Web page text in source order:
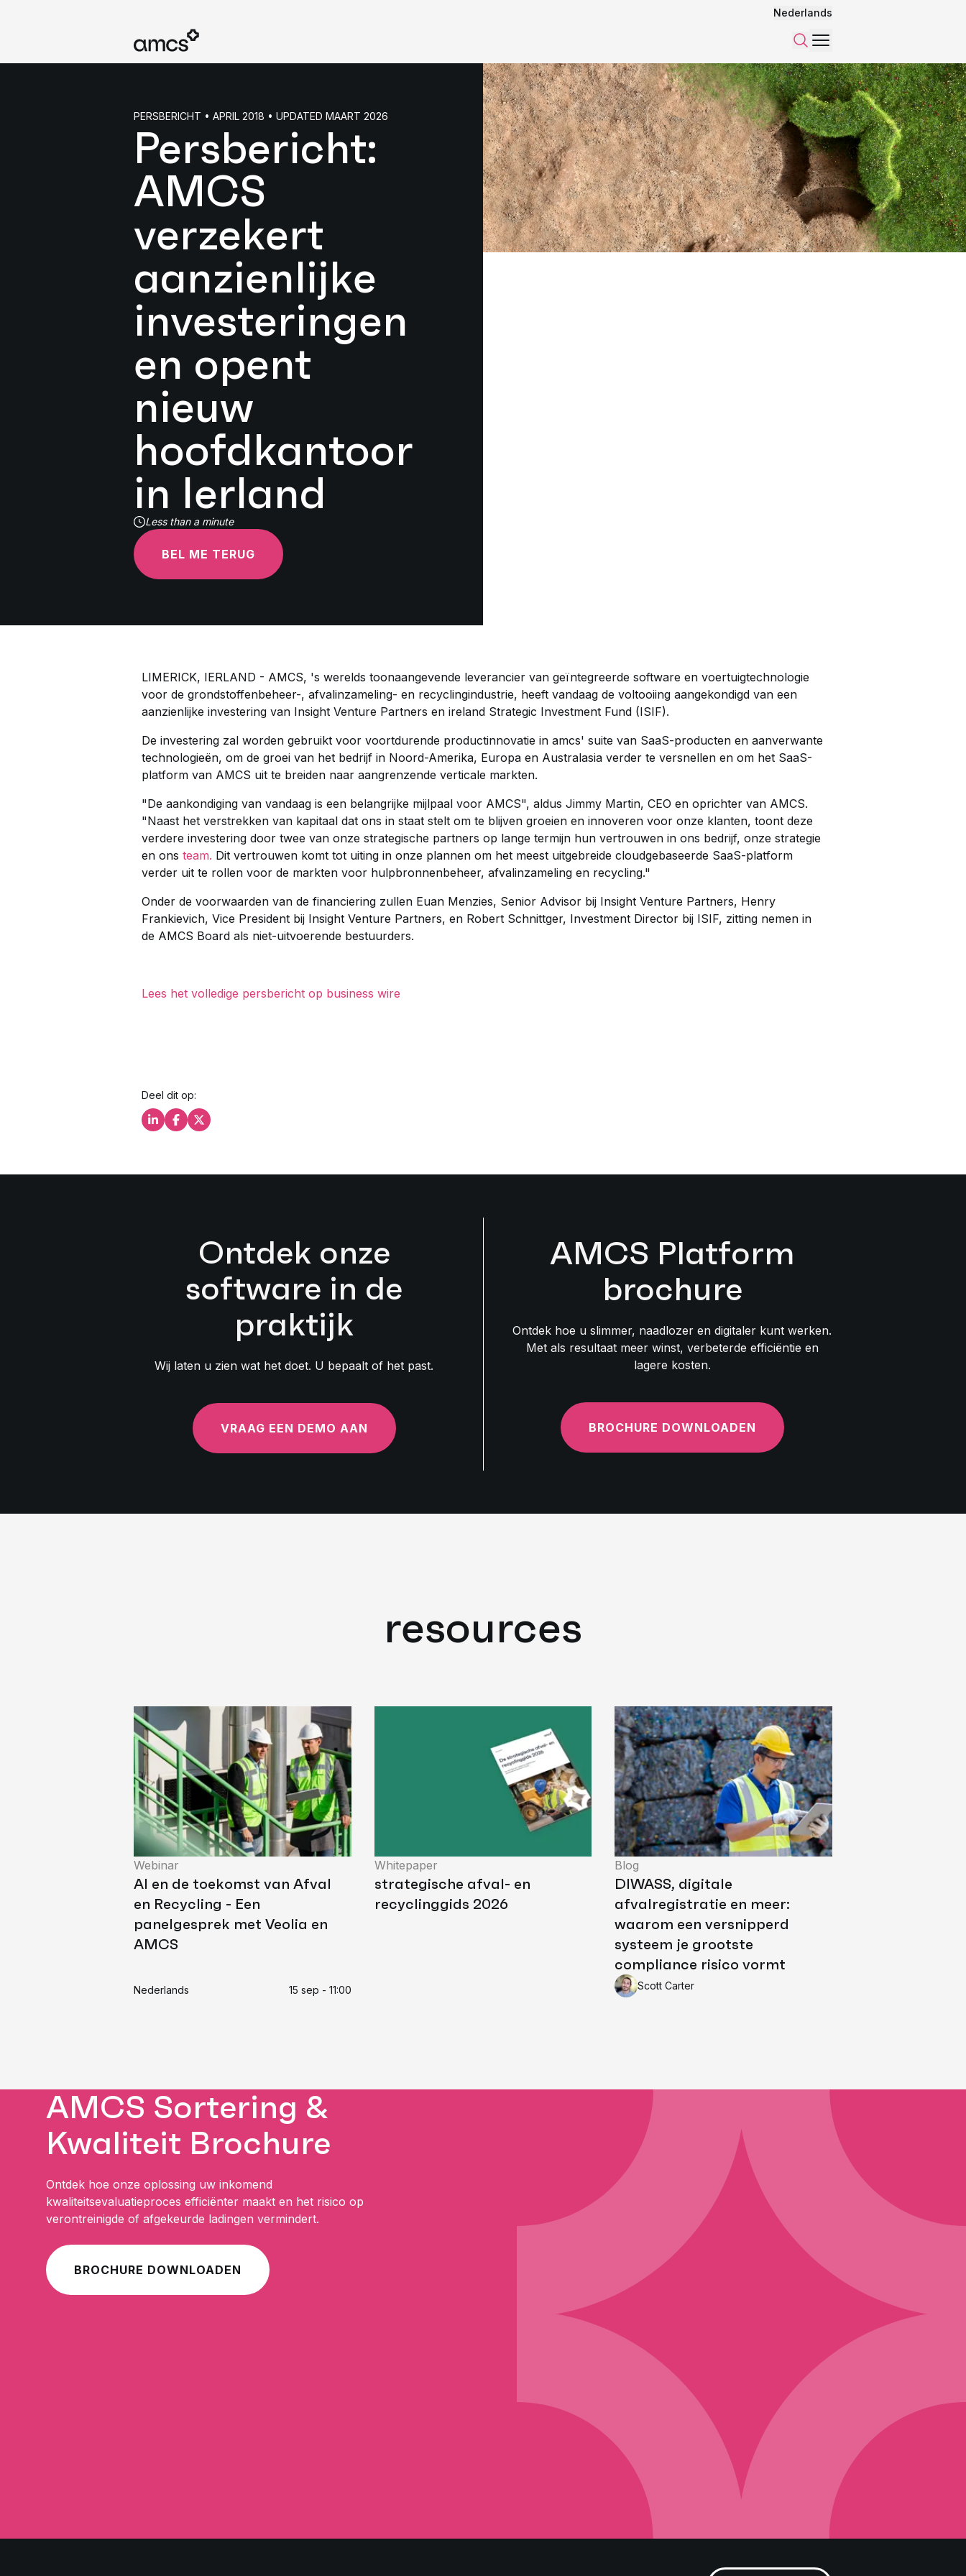
Nederlands
ZoekenMenu
PERSBERICHT • APRIL 2018 • UPDATED MAART 2026
Persbericht:
AMCS
verzekert
aanzienlijke
investeringen
en opent
nieuw
hoofdkantoor
in Ierland
Less than a minute
BEL ME TERUG
LIMERICK, IERLAND - AMCS, 's werelds toonaangevende leverancier van geïntegreerde software en voertuigtechnologie
voor de grondstoffenbeheer-, afvalinzameling- en recyclingindustrie, heeft vandaag de voltooiing aangekondigd van een
aanzienlijke investering van Insight Venture Partners en ireland Strategic Investment Fund (ISIF).
De investering zal worden gebruikt voor voortdurende productinnovatie in amcs' suite van SaaS-producten en aanverwante
technologieën, om de groei van het bedrijf in Noord-Amerika, Europa en Australasia verder te versnellen en om het SaaS-
platform van AMCS uit te breiden naar aangrenzende verticale markten.
"De aankondiging van vandaag is een belangrijke mijlpaal voor AMCS", aldus Jimmy Martin, CEO en oprichter van AMCS.
"Naast het verstrekken van kapitaal dat ons in staat stelt om te blijven groeien en innoveren voor onze klanten, toont deze
verdere investering door twee van onze strategische partners op lange termijn hun vertrouwen in ons bedrijf, onze strategie
en ons team. Dit vertrouwen komt tot uiting in onze plannen om het meest uitgebreide cloudgebaseerde SaaS-platform
verder uit te rollen voor de markten voor hulpbronnenbeheer, afvalinzameling en recycling."
Onder de voorwaarden van de financiering zullen Euan Menzies, Senior Advisor bij Insight Venture Partners, Henry
Frankievich, Vice President bij Insight Venture Partners, en Robert Schnittger, Investment Director bij ISIF, zitting nemen in
de AMCS Board als niet-uitvoerende bestuurders.
Lees het volledige persbericht op business wire
Deel dit op:
Deel dit op LinkedIn
Deel dit op Facebook
Deel dit op X
Ontdek onze
software in de
praktijk
Wij laten u zien wat het doet. U bepaalt of het past.
VRAAG EEN DEMO AAN
AMCS Platform
brochure
Ontdek hoe u slimmer, naadlozer en digitaler kunt werken.
Met als resultaat meer winst, verbeterde efficiëntie en
lagere kosten.
BROCHURE DOWNLOADEN
resources
Webinar
AI en de toekomst van Afval
en Recycling - Een
panelgesprek met Veolia en
AMCS
Nederlands 15 sep - 11:00
Whitepaper
strategische afval- en
recyclinggids 2026
Blog
DIWASS, digitale
afvalregistratie en meer:
waarom een versnipperd
systeem je grootste
compliance risico vormt
Scott Carter
AMCS Sortering &
Kwaliteit Brochure
Ontdek hoe onze oplossing uw inkomend
kwaliteitsevaluatieproces efficiënter maakt en het risico op
verontreinigde of afgekeurde ladingen vermindert.
BROCHURE DOWNLOADEN